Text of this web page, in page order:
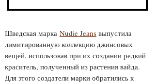
Шведская марка Nudie Jeans выпустила
лимитированную коллекцию джинсовых
вещей, использовав при их создании редкий
краситель, полученный из растения вайда .
Для этого создатели марки обратились к